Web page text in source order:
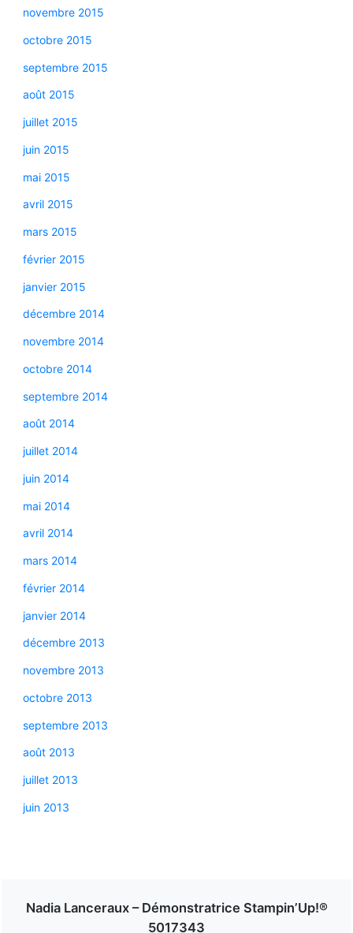
novembre 2015
octobre 2015
septembre 2015
août 2015
juillet 2015
juin 2015
mai 2015
avril 2015
mars 2015
février 2015
janvier 2015
décembre 2014
novembre 2014
octobre 2014
septembre 2014
août 2014
juillet 2014
juin 2014
mai 2014
avril 2014
mars 2014
février 2014
janvier 2014
décembre 2013
novembre 2013
octobre 2013
septembre 2013
août 2013
juillet 2013
juin 2013
Nadia Lanceraux – Démonstratrice Stampin’Up!®
5017343